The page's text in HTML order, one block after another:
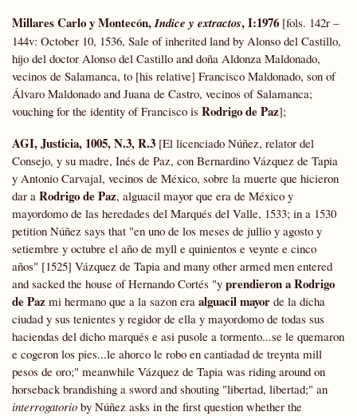
Millares Carlo y Montecón,Indice y extractos, I:1976 [fols. 142r –
144v: October 10, 1536, Sale of inherited land by Alonso del Castillo,
hijo del doctor Alonso del Castillo and doña Aldonza Maldonado,
vecinos de Salamanca, to [his relative] Francisco Maldonado, son of
Álvaro Maldonado and Juana de Castro, vecinos of Salamanca;
vouching for the identity of Francisco is Rodrigo de Paz];
AGI, Justicia, 1005, N.3, R.3 [El licenciado Núñez, relator del
Consejo, y su madre, Inés de Paz, con Bernardino Vázquez de Tapia
y Antonio Carvajal, vecinos de México, sobre la muerte que hicieron
dar a Rodrigo de Paz, alguacil mayor que era de México y
mayordomo de las heredades del Marqués del Valle, 1533; in a 1530
petition Núñez says that "en uno de los meses de jullio y agosto y
setiembre y octubre el año de myll e quinientos e veynte e cinco
años" [1525] Vázquez de Tapia and many other armed men entered
and sacked the house of Hernando Cortés "y prendieron a Rodrigo
de Paz mi hermano que a la sazon era alguacil mayor de la dicha
ciudad y sus tenientes y regidor de ella y mayordomo de todas sus
haciendas del dicho marqués e asi pusole a tormento...se le quemaron
e cogeron los pies...le ahorco le robo en cantiadad de treynta mill
pesos de oro;" meanwhile Vázquez de Tapia was riding around on
horseback brandishing a sword and shouting "libertad, libertad;" an
interrogatorio by Núñez asks in the first question whether the